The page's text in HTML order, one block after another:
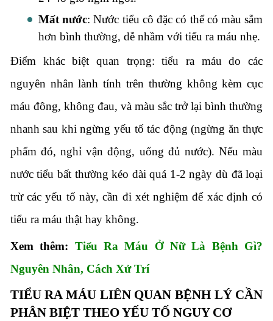
Mất nước: Nước tiểu cô đặc có thể có màu sẫm
hơn bình thường, dễ nhầm với tiểu ra máu nhẹ.
Điểm khác biệt quan trọng: tiểu ra máu do các
nguyên nhân lành tính trên thường không kèm cục
máu đông, không đau, và màu sắc trở lại bình thường
nhanh sau khi ngừng yếu tố tác động (ngừng ăn thực
phẩm đó, nghỉ vận động, uống đủ nước). Nếu màu
nước tiểu bất thường kéo dài quá 1-2 ngày dù đã loại
trừ các yếu tố này, cần đi xét nghiệm để xác định có
tiểu ra máu thật hay không.
Xem thêm: Tiểu Ra Máu Ở Nữ Là Bệnh Gì?
Nguyên Nhân, Cách Xử Trí
TIỂU RA MÁU LIÊN QUAN BỆNH LÝ CẦN
PHÂN BIỆT THEO YẾU TỐ NGUY CƠ